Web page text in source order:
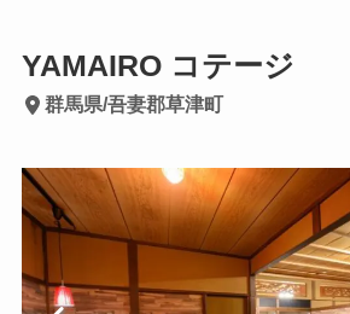
YAMAIRO コテージ
群馬県/吾妻郡草津町